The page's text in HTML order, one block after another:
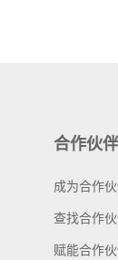
合作伙伴
成为合作
查找合作
赋能合作